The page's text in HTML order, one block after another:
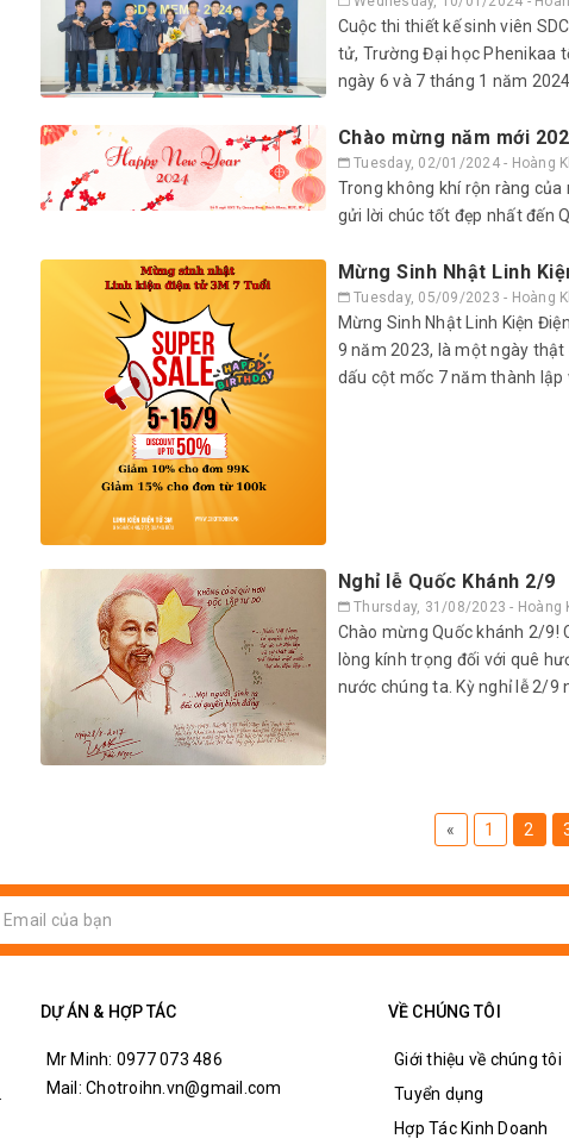
Cuộc thi thiết kế sinh viên
tử, Trường Đại học Phenikaa
ngày 6 và 7 tháng 1 năm
Chào mừng năm mới
Tuesday, 02/01/2024 - Hoàng
Trong không khí rộn ràng
gửi lời chúc tốt đẹp nhất đến
Mừng Sinh Nhật Linh
Tuesday, 05/09/2023 - Hoàng
Mừng Sinh Nhật Linh Kiện
9 năm 2023, là một ngày thật
dấu cột mốc 7 năm thành lập
Nghỉ lễ Quốc Khánh 2/9
Thursday, 31/08/2023 - Hoàng
Chào mừng Quốc khánh 2/9!
lòng kính trọng đối với quê
nước chúng ta. Kỳ nghỉ lễ 2/9
« 1 2
DỰ ÁN & HỢP TÁC
Mr Minh: 0977 073 486
Mail: Chotroihn.vn@gmail.com
VỀ CHÚNG TÔI
Giới thiệu về chúng tôi
Tuyển dụng
Hợp Tác Kinh Doanh